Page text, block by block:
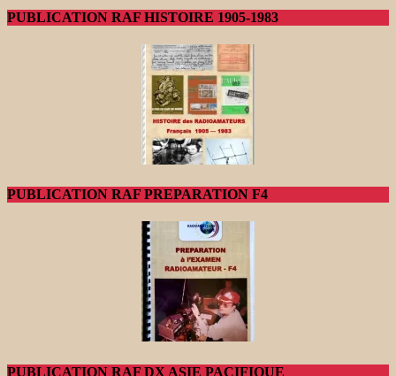
PUBLICATION RAF HISTOIRE 1905-1983
PUBLICATION RAF PREPARATION F4
PUBLICATION RAF DX ASIE PACIFIQUE